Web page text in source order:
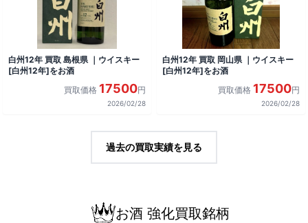
白州12年 買取 島根県 ｜ウイスキー
[白州12年]をお酒
買取価格 17500円
2026/02/28
白州12年 買取 岡山県 ｜ウイスキー
[白州12年]をお酒
買取価格 17500円
2026/02/28
過去の買取実績を見る
お酒 強化買取銘柄